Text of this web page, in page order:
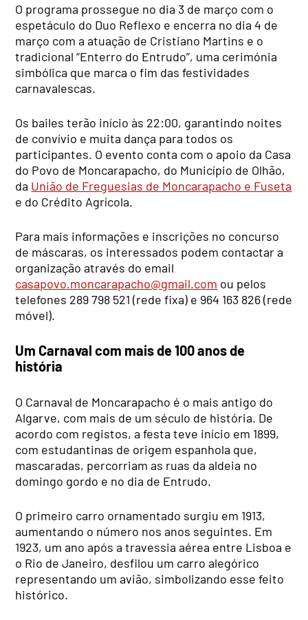
O programa prossegue no dia 3 de março com o
espetáculo do Duo Reflexo e encerra no dia 4 de
março com a atuação de Cristiano Martins e o
tradicional “Enterro do Entrudo”, uma cerimónia
simbólica que marca o fim das festividades
carnavalescas.
Os bailes terão início às 22:00, garantindo noites
de convívio e muita dança para todos os
participantes. O evento conta com o apoio da Casa
do Povo de Moncarapacho, do Município de Olhão,
da União de Freguesias de Moncarapacho e Fuseta
e do Crédito Agrícola.
Para mais informações e inscrições no concurso
de máscaras, os interessados podem contactar a
organização através do email
casapovo.moncarapacho@gmail.com ou pelos
telefones 289 798 521 (rede fixa) e 964 163 826 (rede
móvel).
Um Carnaval com mais de 100 anos de
história
O Carnaval de Moncarapacho é o mais antigo do
Algarve, com mais de um século de história. De
acordo com registos, a festa teve início em 1899,
com estudantinas de origem espanhola que,
mascaradas, percorriam as ruas da aldeia no
domingo gordo e no dia de Entrudo.
O primeiro carro ornamentado surgiu em 1913,
aumentando o número nos anos seguintes. Em
1923, um ano após a travessia aérea entre Lisboa e
o Rio de Janeiro, desfilou um carro alegórico
representando um avião, simbolizando esse feito
histórico.